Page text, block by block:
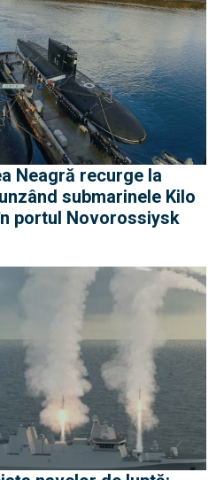
Neagră recurge la
submarinele Kilo
portul Novorossiysk